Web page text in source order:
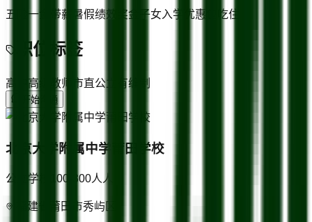
五险一金 带薪暑假绩效奖金 子女入学优惠 包吃住
职位标签
高中 高级教师 市直公立 有编制
开始沟通
北京大学附属中学莆田学校
公立学校 100-300人 人
福建省莆田市秀屿区